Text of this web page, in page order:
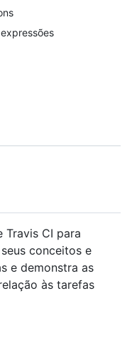
Travis CI para
conceitos e
e demonstra as
às tarefas